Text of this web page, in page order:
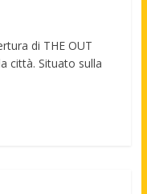
di THE OUT
città. Situato sulla